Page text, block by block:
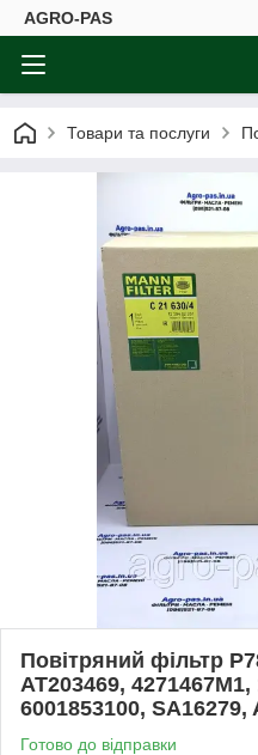
AGRO-PAS
Товари та послуги
Повітряний фільтр
AT203469, 4271467M1,
6001853100, SA16279,
Готово до відправки